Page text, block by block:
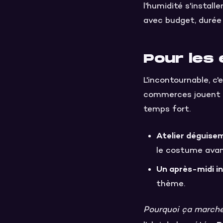
l'humidité
avec budget,
Pour les
L'incontournable,
commerces jouent
temps fort.
Atelier
le costume
Un après-midi
thème.
Pourquoi ça